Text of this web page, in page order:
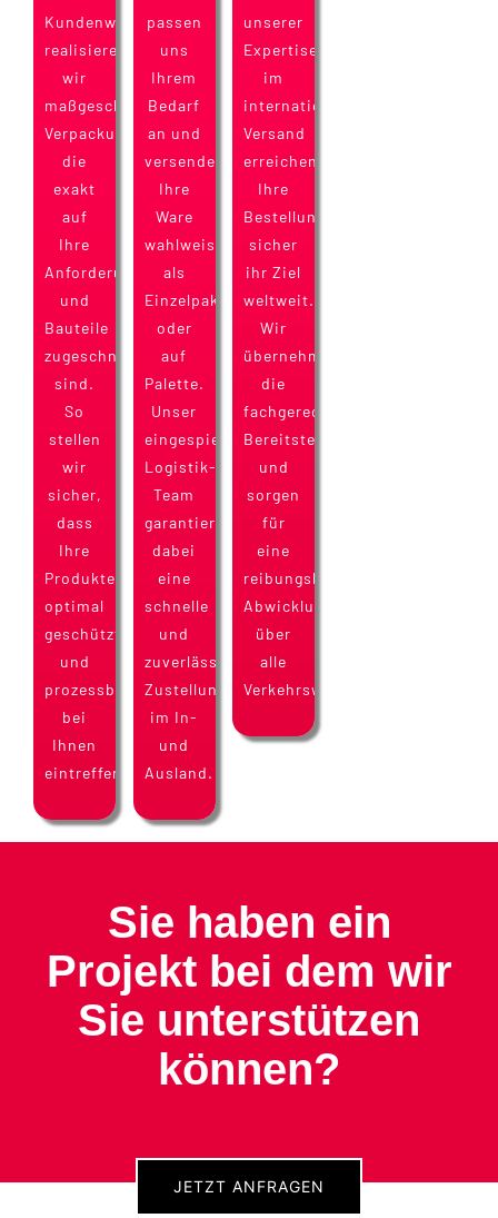
Kundenwunsch
realisieren
wir
maßgeschneiderte
Verpackungslösungen,
die
exakt
auf
Ihre
Anforderungen
und
Bauteile
zugeschnitten
sind.
So
stellen
wir
sicher,
dass
Ihre
Produkte
optimal
geschützt
und
prozessbereit
bei
Ihnen
eintreffen.
passen
uns
Ihrem
Bedarf
an und
versenden
Ihre
Ware
wahlweise
als
Einzelpaket
oder
auf
Palette.
Unser
eingespieltes
Logistik-
Team
garantiert
dabei
eine
schnelle
und
zuverlässige
Zustellung
im In-
und
Ausland.
unserer
Expertise
im
internationalen
Versand
erreichen
Ihre
Bestellungen
sicher
ihr Ziel
weltweit.
Wir
übernehmen
die
fachgerechte
Bereitstellung
und
sorgen
für
eine
reibungslose
Abwicklung
über
alle
Verkehrswege.
Sie haben ein
Projekt bei dem wir
Sie unterstützen
können?
JETZT ANFRAGEN